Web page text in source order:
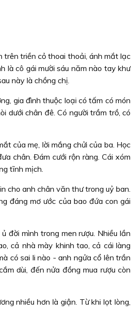
trên triền cỏ thoai thoải, ánh mắt lạc
là cô gái mười sáu năm nào tay khư
này là chồng chị.
gia đình thuộc loại có tấm có món
dưới chân đê. Có người trầm trồ, có
của mẹ, lời mắng chửi của ba. Học
chân. Ðám cưới rộn ràng. Cái xóm
tĩnh mịch.
cho anh chân văn thư trong uỷ ban.
đáng mơ ước của bao đứa con gái
đời mình trong men rượu. Nhiều lần
cả nhà mày khinh tao, cả cái làng
có sai li nào - anh ngửa cổ lên trần
dùi, đến nửa đồng mua rượu còn
nhiều hơn là giận. Từ khi lọt lòng,